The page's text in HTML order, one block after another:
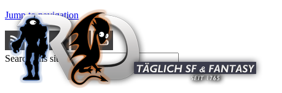
Jump to navigation
Search this site